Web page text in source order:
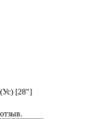
[28"]